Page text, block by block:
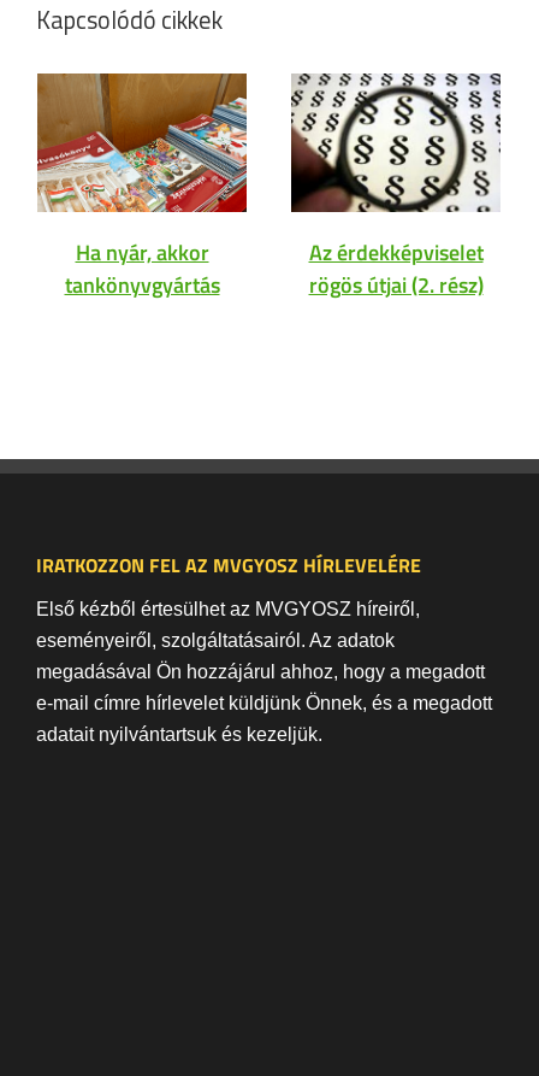
Kapcsolódó cikkek
Ha nyár, akkor
tankönyvgyártás
Az érdekképviselet
rögös útjai (2. rész)
IRATKOZZON FEL AZ MVGYOSZ HÍRLEVELÉRE
Első kézből értesülhet az MVGYOSZ híreiről,
eseményeiről, szolgáltatásairól. Az adatok
megadásával Ön hozzájárul ahhoz, hogy a megadott
e-mail címre hírlevelet küldjünk Önnek, és a megadott
adatait nyilvántartsuk és kezeljük.